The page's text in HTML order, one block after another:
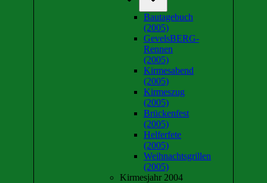
Bautagebuch
(2005)
GevelsBERG-
Rennen
(2005)
Kirmesabend
(2005)
Kirmeszug
(2005)
Brückenfest
(2005)
Helferfete
(2005)
Weihnachtsgrillen
(2005)
Kirmesjahr 2004